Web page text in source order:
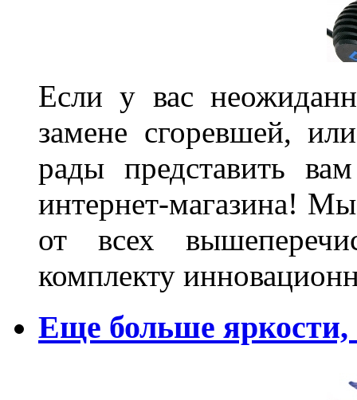
Если у вас
замене сгоревшей,
рады представить
интернет-магазина!
от всех
комплекту
Еще больше